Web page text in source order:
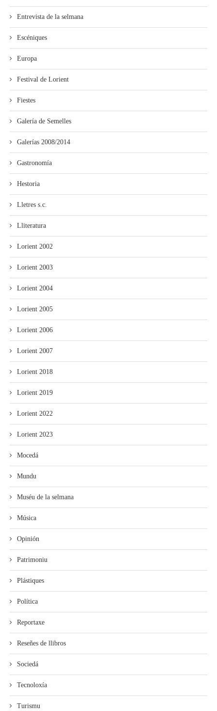
Entrevista de la selmana
Escéniques
Europa
Festival de Lorient
Fiestes
Galería de Semelles
Galerías 2008/2014
Gastronomía
Hestoria
Lletres s.c.
Lliteratura
Lorient 2002
Lorient 2003
Lorient 2004
Lorient 2005
Lorient 2006
Lorient 2007
Lorient 2018
Lorient 2019
Lorient 2022
Lorient 2023
Mocedá
Mundu
Muséu de la selmana
Música
Opinión
Patrimoniu
Plástiques
Política
Reportaxe
Reseñes de llibros
Sociedá
Tecnoloxía
Turismu